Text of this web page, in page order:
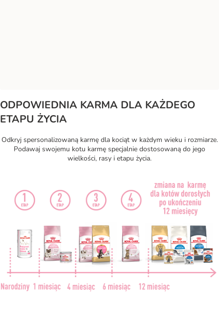
ODPOWIEDNIA KARMA DLA KAŻDEGO
ETAPU ŻYCIA
Odkryj spersonalizowaną karmę dla kociąt w każdym wieku i rozmiarze.
Podawaj swojemu kotu karmę specjalnie dostosowaną do jego
wielkości, rasy i etapu życia.